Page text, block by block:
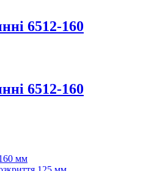
6512-160
6512-160
мм